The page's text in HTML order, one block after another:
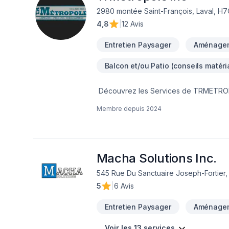
2980 montée Saint-François, Laval,
4,8
12 Avis
Entretien Paysager
Balcon et/ou Patio (conseils
Découvrez les Services de
besoins en pavage.Pourquoi choisir
minutieux : Les paveurs posent
Votre satisfaction est notre priorité.
en asphalte sans faille.Pavage en
uneven walkways? Look no further!
Membre depuis 2024
Macha Solutions Inc.
545 Rue Du Sanctuaire Joseph-
5
6 Avis
Entretien Paysager